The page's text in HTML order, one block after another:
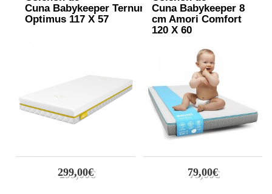
Cuna Babykeeper Ternum
Optimus 117 X 57
299,00€
Cuna Babykeeper 8
cm Amori Comfort
120 X 60
79,00€